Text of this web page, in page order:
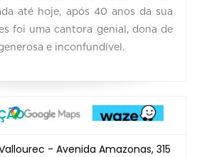
até hoje, após 40 anos da sua
foi uma cantora genial, dona de
e inconfundível.
- Avenida Amazonas, 315